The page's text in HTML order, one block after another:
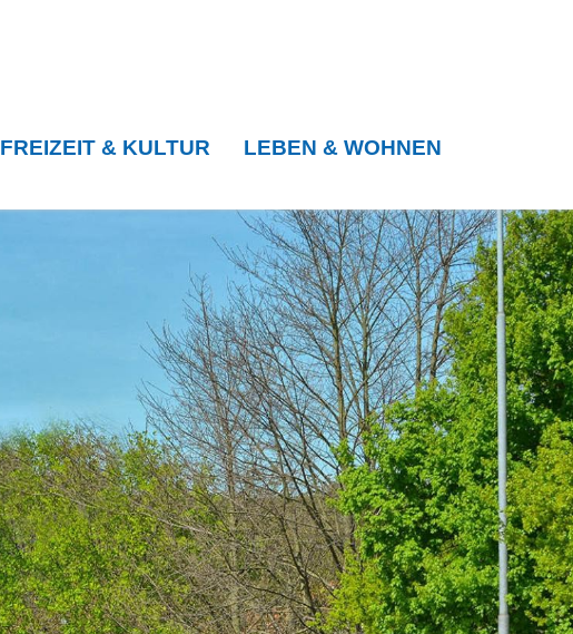
FREIZEIT & KULTUR LEBEN & WOHNEN